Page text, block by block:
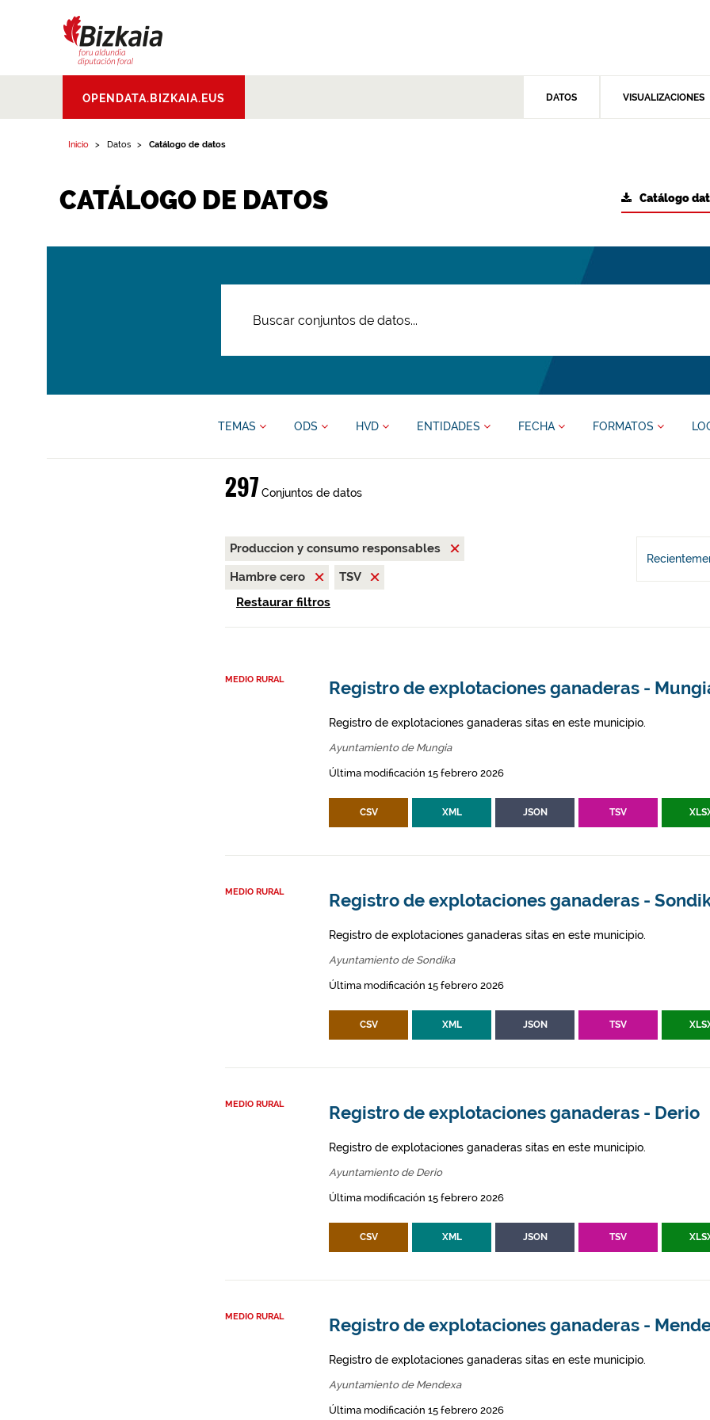
Aldundia.Diputacion
Foral de Bizkaia
OPENDATA.BIZKAIA.EUS DATOS VISUALIZACIONES
Inicio Datos Catálogo de datos
CATÁLOGO DE DATOS Catálogo
TEMAS ODS HVD ENTIDADES FECHA FORMATOS
297 Conjuntos de datos
Produccion y consumo responsables
Hambre cero
TSV
Restaurar filtros
MEDIO RURAL Registro de explotaciones ganaderas -
Registro de explotaciones ganaderas sitas en este municipio.
Ayuntamiento de Mungia
Última modificación 15 febrero 2026
CSV XML JSON TSV
MEDIO RURAL Registro de explotaciones ganaderas -
Registro de explotaciones ganaderas sitas en este municipio.
Ayuntamiento de Sondika
Última modificación 15 febrero 2026
CSV XML JSON TSV
MEDIO RURAL Registro de explotaciones ganaderas - Derio
Registro de explotaciones ganaderas sitas en este municipio.
Ayuntamiento de Derio
Última modificación 15 febrero 2026
CSV XML JSON TSV
MEDIO RURAL Registro de explotaciones ganaderas -
Registro de explotaciones ganaderas sitas en este municipio.
Ayuntamiento de Mendexa
Última modificación 15 febrero 2026